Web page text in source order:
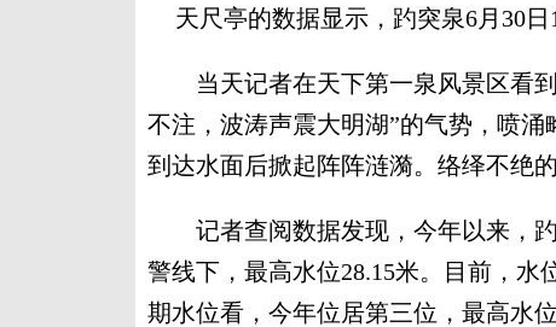
天尺亭的数据显示，趵突泉6月30
当天记者在天下第一泉风景区看到
不注，波涛声震大明湖”的气势，喷涌
到达水面后掀起阵阵涟漪。络绎不绝
记者查阅数据发现，今年以来，趵
警线下，最高水位28.15米。目前，水
期水位看，今年位居第三位，最高水